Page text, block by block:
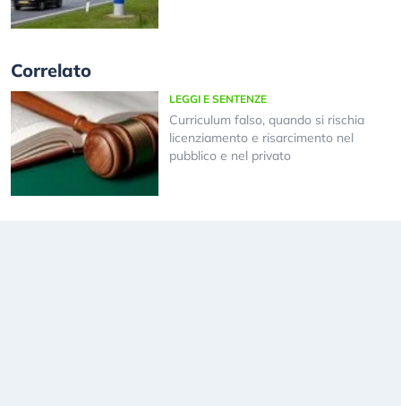
Correlato
LEGGI E SENTENZE
Curriculum falso, quando si rischia
licenziamento e risarcimento nel
pubblico e nel privato